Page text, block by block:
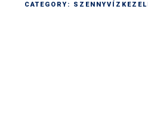
CATEGORY: